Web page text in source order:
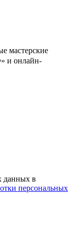
мастерские
и онлайн-
данных в
персональных